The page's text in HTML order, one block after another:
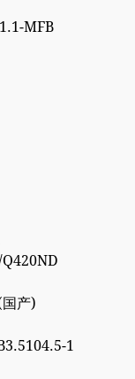
MFB
产)
1